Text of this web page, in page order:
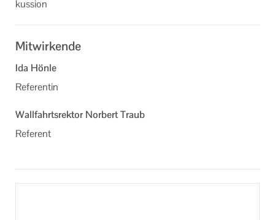
kus­si­on
Mitwirkende
Ida Hönle
Referentin
Wallfahrtsrektor Norbert Traub
Referent
Informationen
Machen Sie mit!
Ihr Kontakt zu uns
Impressum
Datenschutzerklärung